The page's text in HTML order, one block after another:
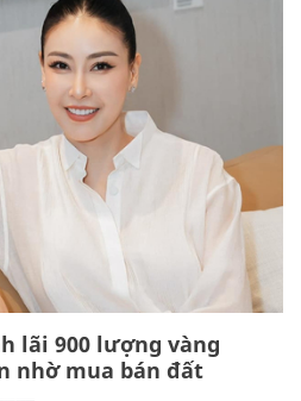
lãi 900 lượng vàng
nhờ mua bán đất